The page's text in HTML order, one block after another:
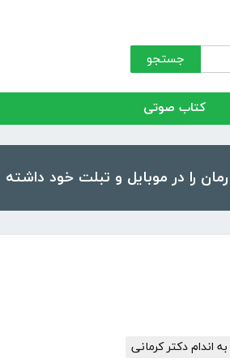
جستجو
کتاب صوتی
به اندام دکتر کرمانی